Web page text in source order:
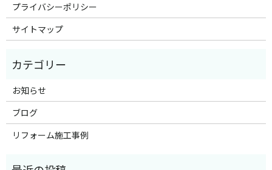
プライバシーポリシー
サイトマップ
お知らせ
ブログ
リフォーム施工事例